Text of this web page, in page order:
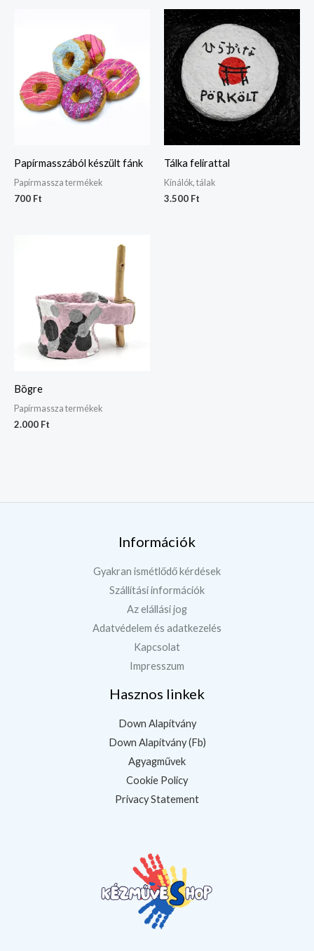
Papírmasszából készült fánk
Papírmassza termékek
700 Ft
Tálka felirattal
Kínálók, tálak
3.500 Ft
Bögre
Papírmassza termékek
2.000 Ft
Információk
Gyakran ismétlődő kérdések
Szállítási információk
Az elállási jog
Adatvédelem és adatkezelés
Kapcsolat
Impresszum
Hasznos linkek
Down Alapítvány
Down Alapítvány (Fb)
Agyagművek
Cookie Policy
Privacy Statement